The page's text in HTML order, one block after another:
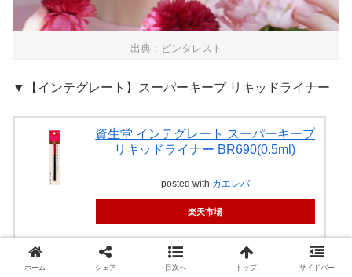
出典： ピンタレスト
▼【インテグレート】スーパーキープ リキッドライナー
資生堂 インテグレート スーパーキープ
リキッドライナー BR690(0.5ml)
posted with カエレバ
楽天市場
ホーム シェア 目次へ トップ サイドバー